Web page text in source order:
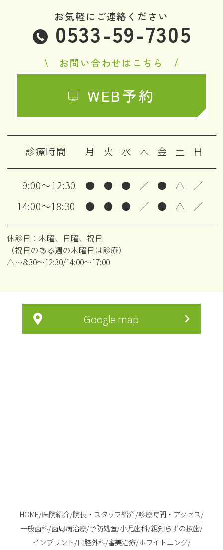
お気軽にご連絡ください
0533-59-7305
お問い合わせはこちら
WEB予約
診療時間 月 火 水 木 金 土 日
9:00～12:30 ● ● ● ／ ● △
／
14:00～18:30
● ● ● ／ ● △ ／
休診日：木曜、日曜、祝日
（祝日のある週の木曜日は診療）
△…8:30～12:30/14:00～17:00
Google map
HOME/医院紹介/院長・スタッフ紹介/診療時間・アクセス/
一般歯科/歯周病治療/予防処置/小児歯科/親知らずの抜歯/
インプラント/口腔外科/審美治療/ホワイトニング/